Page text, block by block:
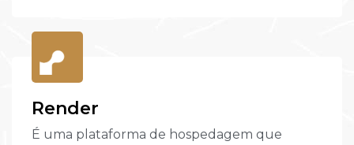
Render
É uma plataforma de hospedagem que